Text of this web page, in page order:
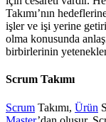
Takımı’nın
işler ve işi yerine
olma konusunda
birbirlerinin
Scrum Takımı
Scrum Takımı, Ürün